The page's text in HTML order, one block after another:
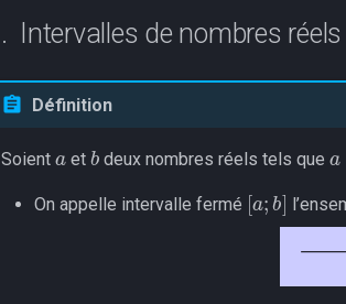
Intervalles de nombres réels
Définition
Soient et deux nombres réels tels que
On appelle intervalle fermé
[ b